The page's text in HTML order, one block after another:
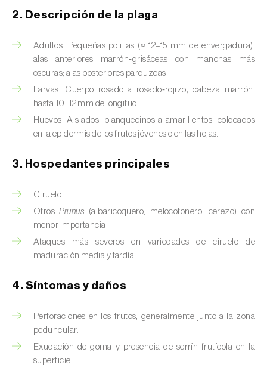
fusca)
Barrenador del té (Euwallacea fornicatus, E.
fornicatior, E. perbrevis e E. kuroshio )
Barrenador del tomate (
Neoleucinodes
elegantalis)
Barrenillo del almendro (Scolytus amygdali)
typographus)
Bicho camello (Chrysodeixis chalcites
Cantárida (Lytta vesicatoria)
Capua de los frutos (Adoxophyes orana)
2. Descripción de la plaga
Adultos: Pequeñas polillas (≈ 12–15 mm de envergadura);
alas anteriores marrón‑grisáceas con manchas más
oscuras; alas posteriores parduzcas.
Larvas: Cuerpo rosado a rosado‑rojizo; cabeza marrón;
hasta 10–12 mm de longitud.
Huevos: Aislados, blanquecinos a amarillentos, colocados
en la epidermis de los frutos jóvenes o en las hojas.
3. Hospedantes principales
Ciruelo.
OtrosPrunus (albaricoquero, melocotonero, cerezo) con
menor importancia.
Ataques más severos en variedades de ciruelo de
maduración media y tardía.
4. Síntomas y daños
Perforaciones en los frutos, generalmente junto a la zona
peduncular.
Exudación de goma y presencia de serrín frutícola en la
superficie.